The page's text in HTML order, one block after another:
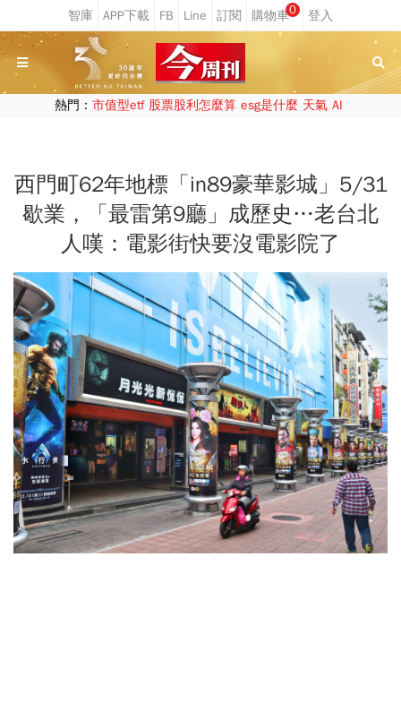
0
熱門： 市值型etf 股票股利怎麼算 esg是什麼 天氣 AI
西門町62年地標「in89豪華影城」5/31
歇業，「最雷第9廳」成歷史…老台北
人嘆：電影街快要沒電影院了